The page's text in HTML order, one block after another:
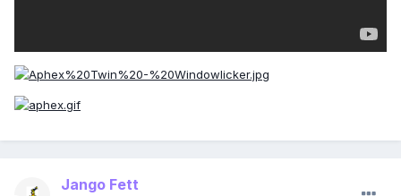
Jango Fett